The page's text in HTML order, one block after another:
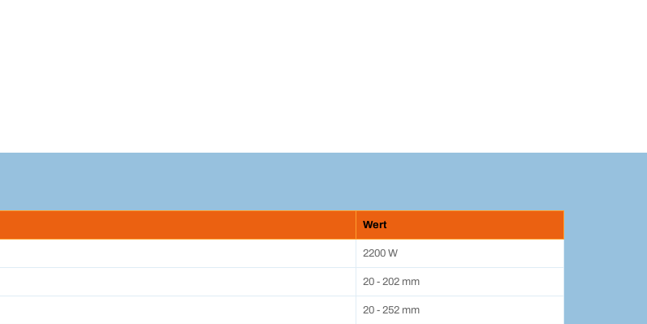
Wert
2200 W
20 - 202 mm
20 - 252 mm